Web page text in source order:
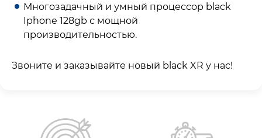
Многозадачный и умный процессор black
Iphone 128gb с мощной
производительностью.
Звоните и заказывайте новый black XR у нас!